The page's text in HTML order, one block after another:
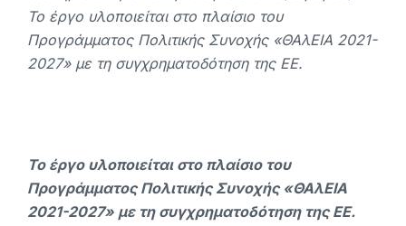
Το έργο υλοποιείται στο πλαίσιο του
Προγράμματος Πολιτικής Συνοχής «ΘΑλΕΙΑ 2021-
2027» με τη συγχρηματοδότηση της ΕΕ.
Το έργο υλοποιείται στο πλαίσιο του
Προγράμματος Πολιτικής Συνοχής «ΘΑλΕΙΑ
2021-2027» με τη συγχρηματοδότηση της ΕΕ.